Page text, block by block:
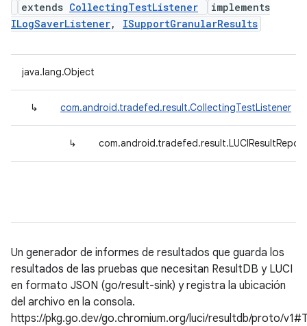
extends CollectingTestListener
implements
ILogSaverListener, ISupportGranularResults
java.lang.Object
↳ com.android.tradefed.result.CollectingTestListener
↳
Un generador de informes de resultados que guarda los
resultados de las pruebas que necesitan ResultDB y LUCI
en formato JSON (go/result-sink) y registra la ubicación
del archivo en la consola.
https://pkg.go.dev/go.chromium.org/luci/resultdb/proto/